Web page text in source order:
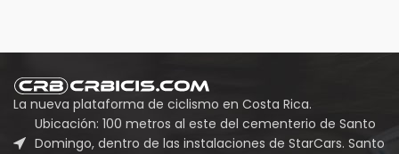
La nueva plataforma de ciclismo en Costa Rica.
Ubicación: 100 metros al este del cementerio de Santo
Domingo, dentro de las instalaciones de StarCars. Santo